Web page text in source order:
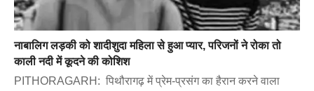
नाबालिग लड़की को शादीशुदा महिला से हुआ प्यार, परिजनों ने रोका तो
काली नदी में कूदने की कोशिश
PITHORAGARH: पिथौरागढ़ में प्रेम-प्रसंग का हैरान करने वाला